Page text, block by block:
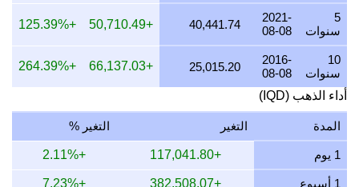
20 يوليو 2026 2,620,117.67
19 يوليو 2026
18 يوليو 2026 2,627,355.96
84,469.49
84,469,494.17
17 يوليو 2026
16 يوليو 2026 2,609,561.75
83,897.41
83,897,410.36
15 يوليو 2026 2,662,278.16
85,592.24
85,592,242.99
14 يوليو 2026 2,662,157.60
85,588.37
85,588,366.76
5
سنوات
2021-
08-08
40,441.74
+50,710.49
+125.39%
10
سنوات
2016-
08-08
25,015.20
+66,137.03
+264.39%
أداء الذهب (IQD)
المدة التغير التغير %
1 يوم +117,041.80
+2.11%
1 أسبوع +382,508.07
+7.23%